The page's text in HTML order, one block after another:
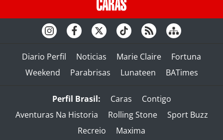
Diario Perfil Noticias Marie Claire
Fortuna
Weekend
Parabrisas Lunateen BATimes
Perfil Brasil: Caras
Contigo
Aventuras Na Historia
Rolling Stone
Sport Buzz
Recreio
Maxima